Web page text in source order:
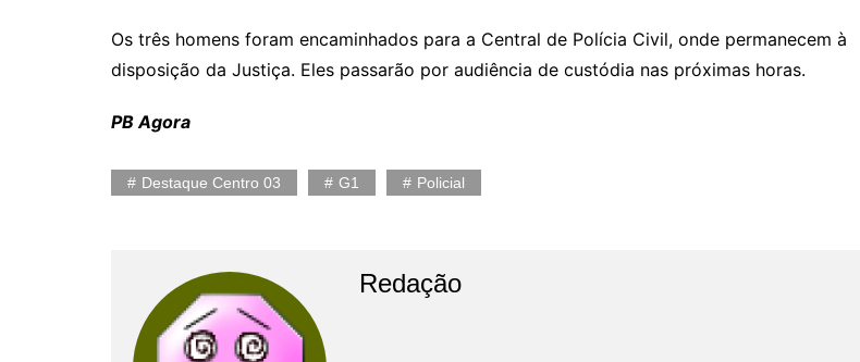
Os três homens foram encaminhados para a Central de Polícia Civil, onde permanecem à
disposição da Justiça. Eles passarão por audiência de custódia nas próximas horas.
PB Agora
Destaque Centro 03 G1 Policial
Redação